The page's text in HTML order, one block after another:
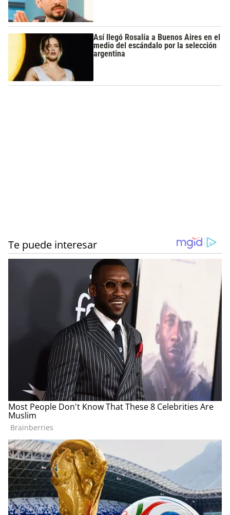
Así llegó Rosalía a Buenos Aires en el
medio del escándalo por la selección
argentina